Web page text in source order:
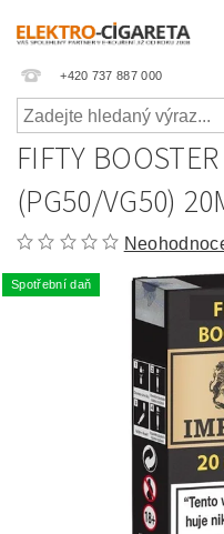
+420 737 887 000
FIFTY
(PG50/VG50)
Spotřební daň